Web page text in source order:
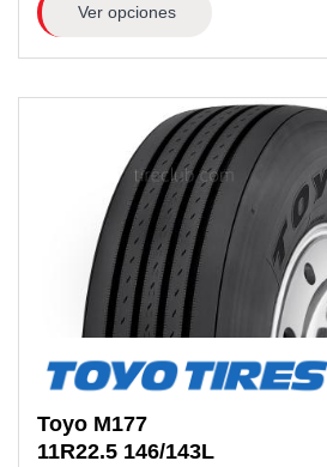
Ver opciones
Toyo M177
11R22.5 146/143L